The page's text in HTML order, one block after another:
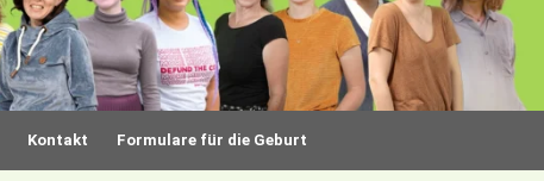
Kontakt Formulare für die Geburt